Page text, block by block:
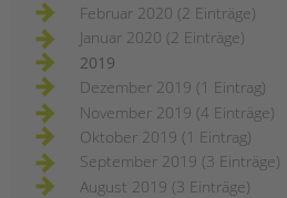
Februar 2020 (2 Einträge)
Januar 2020 (2 Einträge)
2019
Dezember 2019 (1 Eintrag)
November 2019 (4 Einträge)
Oktober 2019 (1 Eintrag)
September 2019 (3 Einträge)
August 2019 (3 Einträge)